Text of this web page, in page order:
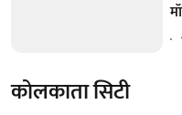
कोलकाता सिटी